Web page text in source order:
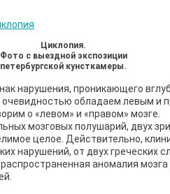
Циклопия.
Фото с выездной экспозиции
петербургской кунсткамеры.
нарушения, проникающего
обладаем левым и
о «левом» и «правом» мозге.
мозговых полушарий, двух
целое. Действительно,
нарушений, от двух греческих
аномалия